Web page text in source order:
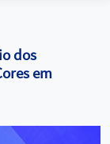
dos
em